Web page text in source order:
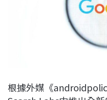
根據外媒《